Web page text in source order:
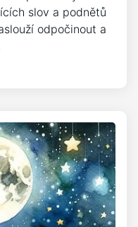
slov a podnětů
odpočinout a